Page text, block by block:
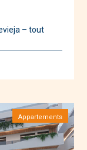
– tout
Appartements